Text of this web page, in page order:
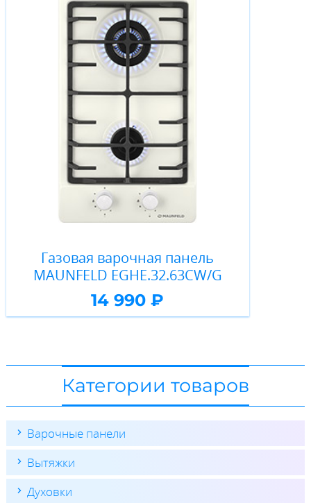
Газовая варочная панель
MAUNFELD EGHE.32.63CW/G
14 990 ₽
Категории товаров
Варочные панели
Вытяжки
Духовки